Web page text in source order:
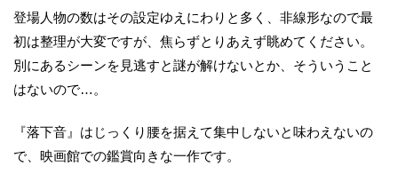
登場人物の数はその設定ゆえにわりと多く、非線形なので最
初は整理が大変ですが、焦らずとりあえず眺めてください。
別にあるシーンを見逃すと謎が解けないとか、そういうこと
はないので…。
『落下音』はじっくり腰を据えて集中しないと味わえないの
で、映画館での鑑賞向きな一作です。